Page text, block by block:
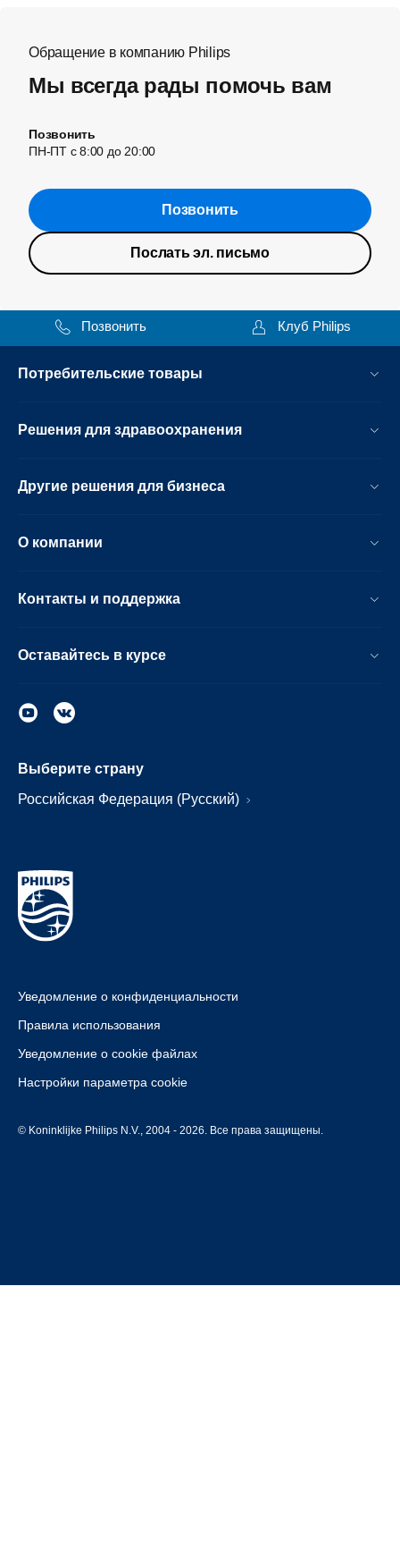
Обращение в компанию Philips
Мы всегда рады помочь вам
Позвонить
ПН-ПТ с 8:00 до 20:00
Позвонить
Послать эл. письмо
Позвонить Клуб Philips
Потребительские товары
Решения для здравоохранения
Другие решения для бизнеса
О компании
Контакты и поддержка
Оставайтесь в курсе
Выберите страну
Российская Федерация (Русский)
Уведомление о конфиденциальности
Правила использования
Уведомление о cookie файлах
Настройки параметра cookie
© Koninklijke Philips N.V., 2004 - 2026. Все права защищены.